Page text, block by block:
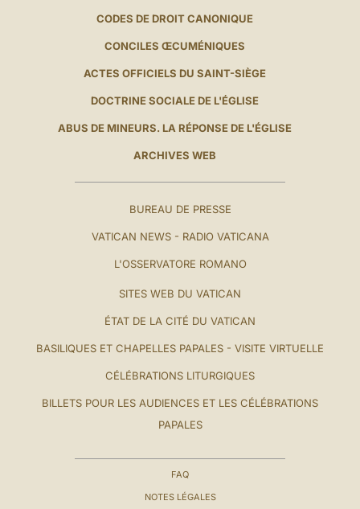
CODES DE DROIT CANONIQUE
CONCILES ŒCUMÉNIQUES
ACTES OFFICIELS DU SAINT-SIÈGE
DOCTRINE SOCIALE DE L'ÉGLISE
ABUS DE MINEURS. LA RÉPONSE DE L'ÉGLISE
ARCHIVES WEB
BUREAU DE PRESSE
VATICAN NEWS - RADIO VATICANA
L'OSSERVATORE ROMANO
SITES WEB DU VATICAN
ÉTAT DE LA CITÉ DU VATICAN
BASILIQUES ET CHAPELLES PAPALES - VISITE VIRTUELLE
CÉLÉBRATIONS LITURGIQUES
BILLETS POUR LES AUDIENCES ET LES CÉLÉBRATIONS
PAPALES
FAQ
NOTES LÉGALES